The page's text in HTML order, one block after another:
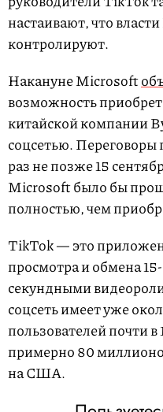
настаивают, что
контролируют.
Накануне Microsoft
возможность
китайской компании
соцсетью. Переговоры
раз не позже 15
Microsoft было бы
полностью, чем
TikTok — это
просмотра и обмена 15-
секундными
соцсеть имеет уже
пользователей почти
примерно 80
на США.